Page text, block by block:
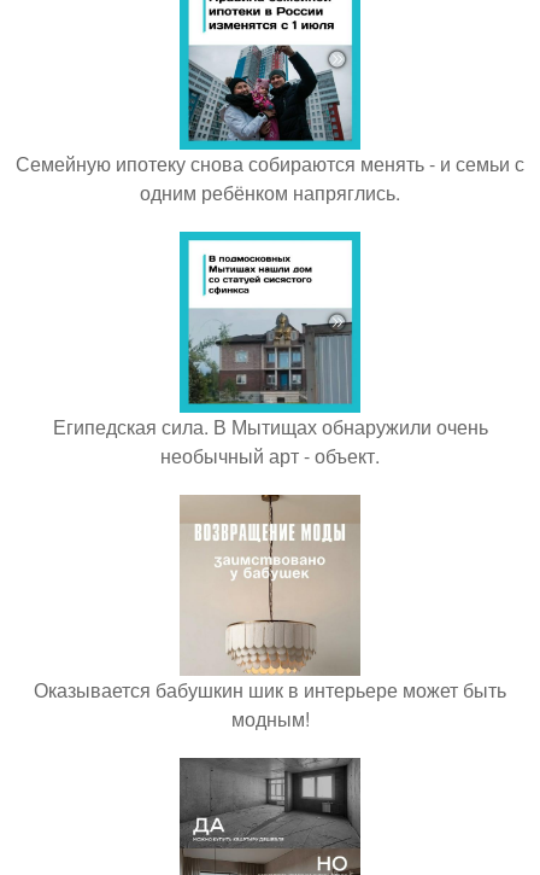
Семейную ипотеку снова собираются менять - и семьи с
одним ребёнком напряглись.
Египедская сила. В Мытищах обнаружили очень
необычный арт - объект.
Оказывается бабушкин шик в интерьере может быть
модным!